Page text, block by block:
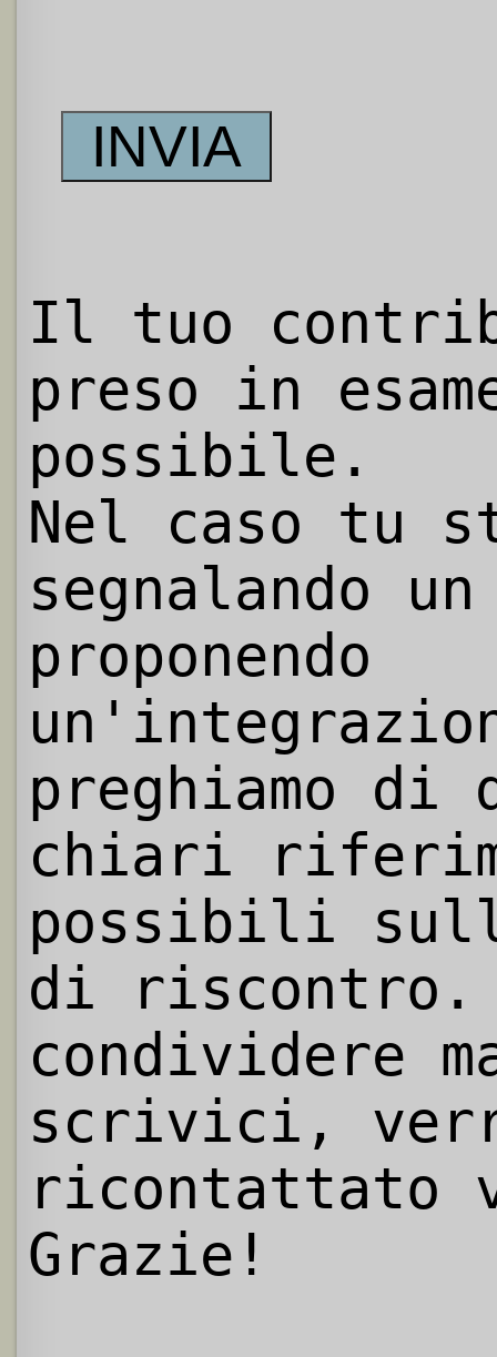
Il tuo
preso in
possibile.
Nel caso tu
segnalando
proponendo
preghiamo
chiari
possibili
di riscontro.
condividere
scrivici,
ricontattato
Grazie!